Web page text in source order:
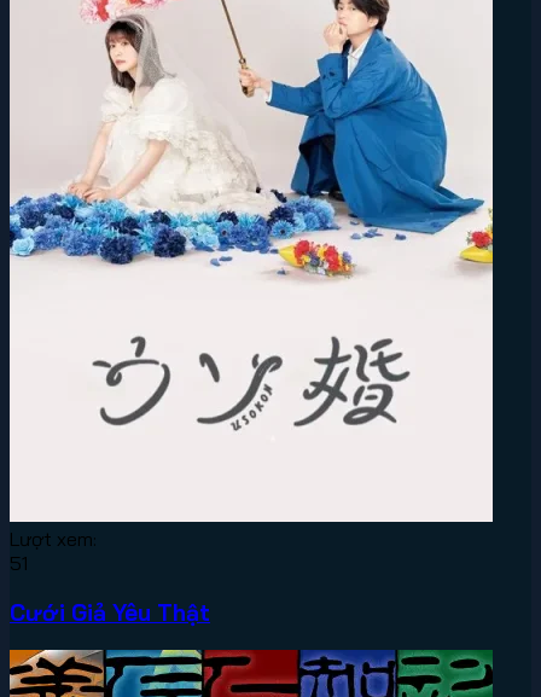
Lượt xem:
51
Cưới Giả Yêu Thật